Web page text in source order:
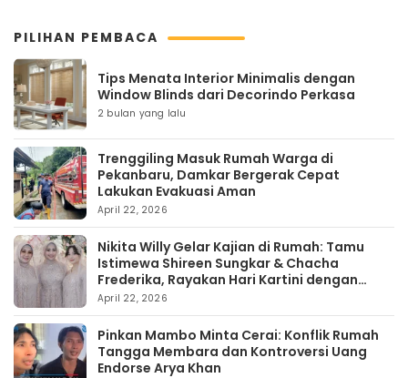
PILIHAN PEMBACA
Tips Menata Interior Minimalis dengan
Window Blinds dari Decorindo Perkasa
2 bulan yang lalu
Trenggiling Masuk Rumah Warga di
Pekanbaru, Damkar Bergerak Cepat
Lakukan Evakuasi Aman
April 22, 2026
Nikita Willy Gelar Kajian di Rumah: Tamu
Istimewa Shireen Sungkar & Chacha
Frederika, Rayakan Hari Kartini dengan
Kehangatan
April 22, 2026
Pinkan Mambo Minta Cerai: Konflik Rumah
Tangga Membara dan Kontroversi Uang
Endorse Arya Khan